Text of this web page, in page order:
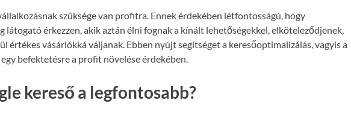
szüksége van profitra. Ennek érdekében létfontosságú, hogy
látogató érkezzen, akik aztán élni fognak a kínált lehetőségekkel, elköteleződjenek,
értékes vásárlókká váljanak. Ebben nyújt segítséget a keresőoptimalizálás, vagyis a
befektetésre a profit növelése érdekében.
kereső a legfontosabb?